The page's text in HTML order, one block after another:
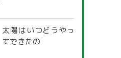
太陽はいつどうやっ
てできたの